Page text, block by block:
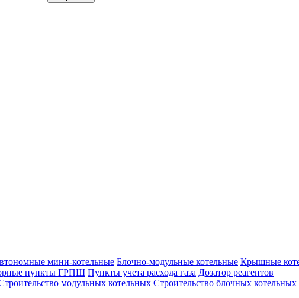
мини-котельные Блочно-модульные котельные Крышные
пункты ГРПШ Пункты учета расхода газа Дозатор реагентов
модульных котельных Строительство блочных котельных